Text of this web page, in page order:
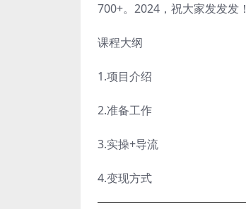
700+。2024，祝大家发发发！
课程大纲
1.项目介绍
2.准备工作
3.实操+导流
4.变现方式